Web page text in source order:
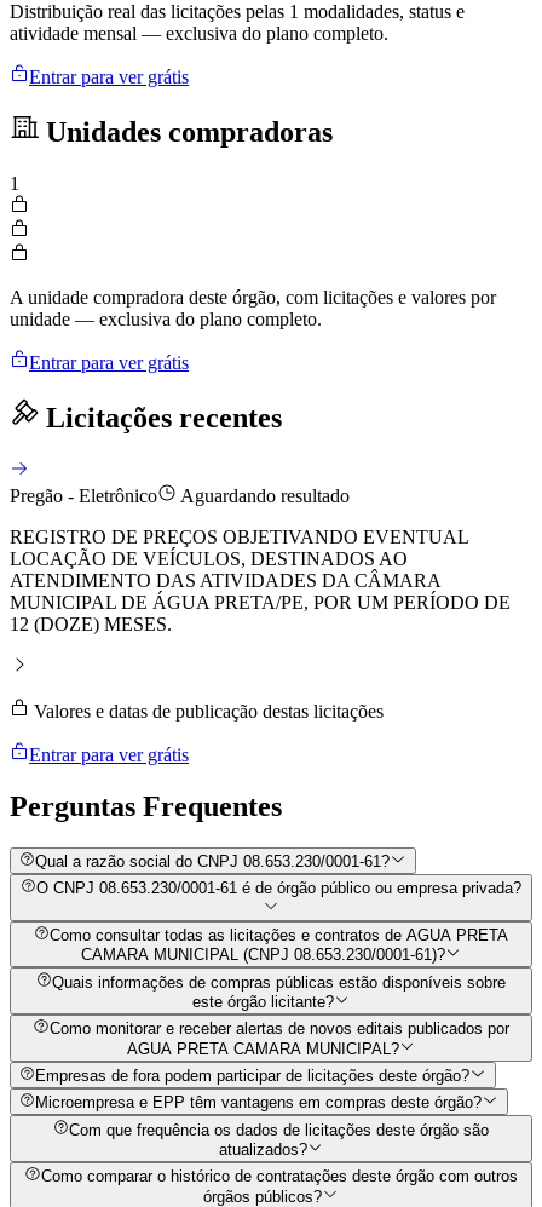
Distribuição real das licitações pelas 1 modalidades, status e
atividade mensal — exclusiva do plano completo.
Entrar para ver grátis
Unidades compradoras
1
A unidade compradora deste órgão, com licitações e valores por
unidade — exclusiva do plano completo.
Entrar para ver grátis
Licitações recentes
Pregão - Eletrônico
Aguardando resultado
REGISTRO DE PREÇOS OBJETIVANDO EVENTUAL
LOCAÇÃO DE VEÍCULOS, DESTINADOS AO
ATENDIMENTO DAS ATIVIDADES DA CÂMARA
MUNICIPAL DE ÁGUA PRETA/PE, POR UM PERÍODO DE
12 (DOZE) MESES.
Valores e datas de publicação destas licitações
Entrar para ver grátis
Perguntas Frequentes
Qual a razão social do CNPJ 08.653.230/0001-61?
O CNPJ 08.653.230/0001-61 é de órgão público ou empresa privada?
Como consultar todas as licitações e contratos de AGUA PRETA
CAMARA MUNICIPAL (CNPJ 08.653.230/0001-61)?
Quais informações de compras públicas estão disponíveis sobre
este órgão licitante?
Como monitorar e receber alertas de novos editais publicados por
AGUA PRETA CAMARA MUNICIPAL?
Empresas de fora podem participar de licitações deste órgão?
Microempresa e EPP têm vantagens em compras deste órgão?
Com que frequência os dados de licitações deste órgão são
atualizados?
Como comparar o histórico de contratações deste órgão com outros
órgãos públicos?